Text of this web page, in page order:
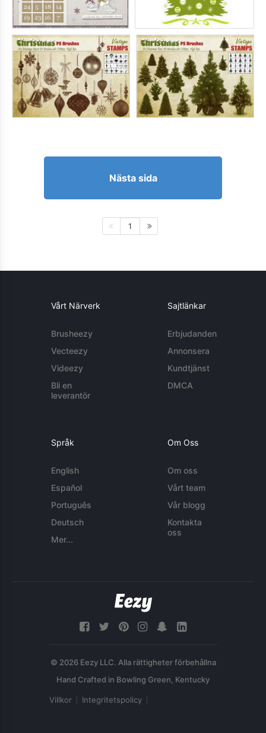
Nästa sida
1
Vårt Närverk
Brusheezy
Vecteezy
Videezy
Bli en
leverantör
Sajtlänkar
Erbjudanden
Annonsera
Kundtjänst
DMCA
Språk
English
Español
Português
Deutsch
Mer...
Om Oss
Om oss
Vårt team
Vår blogg
Kontakta
oss
© 2026 Eezy LLC. Alla rättigheter förbehållna
Villkor Integritetspolicy